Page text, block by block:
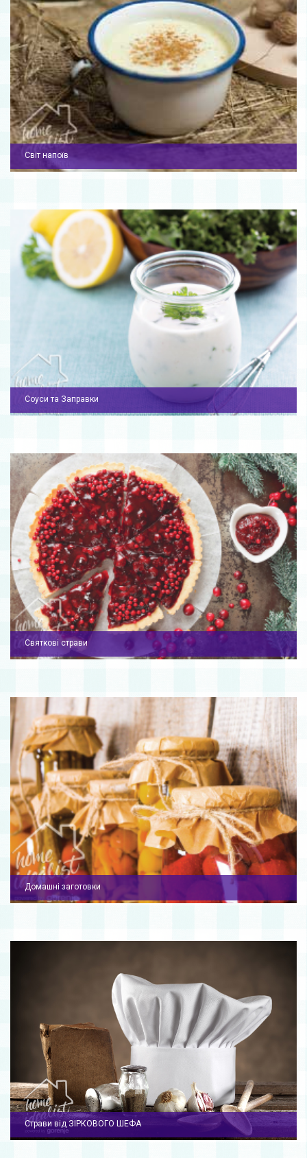
Світ напоїв
Соуси та Заправки
Святкові страви
Домашні заготовки
Страви від ЗІРКОВОГО ШЕФА